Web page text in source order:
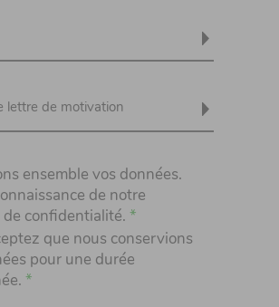
lettre de motivation
ensemble vos données.
de notre
confidentialité.
que nous conservions
pour une durée